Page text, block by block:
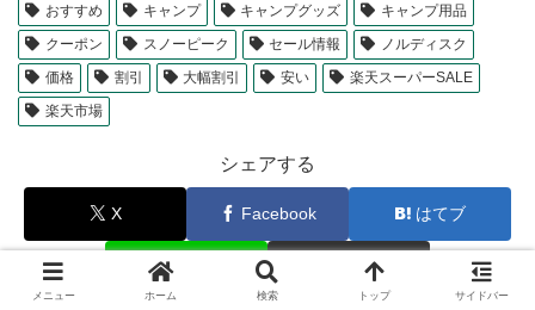
おすすめ
キャンプ キャンプグッズ
キャンプ用品
クーポン
スノーピーク セール情報
ノルディスク
価格
割引 大幅割引 安い
楽天スーパーSALE
楽天市場
シェアする
X Facebook はてブ
コピー
メニュー ホーム 検索 トップ サイドバー